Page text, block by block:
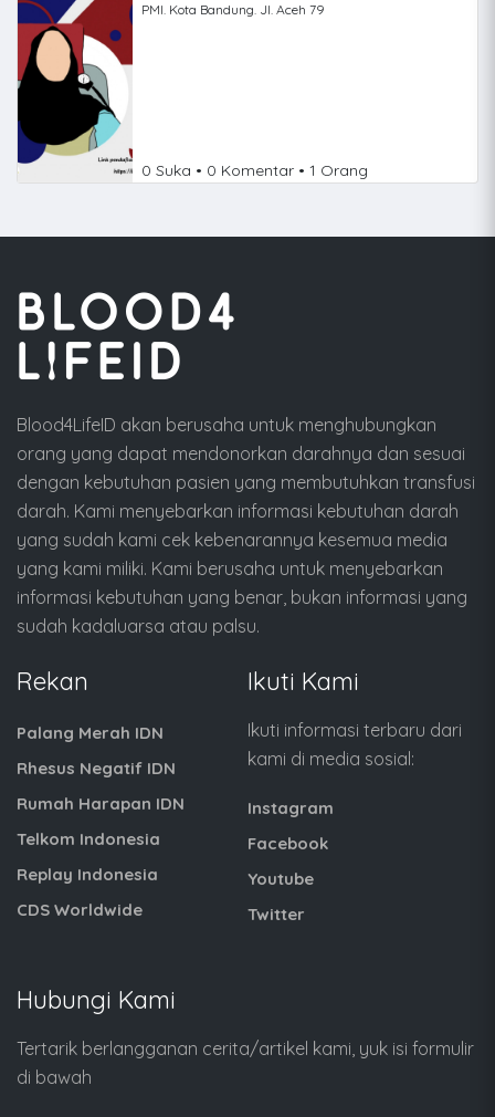
PMI. Kota Bandung. Jl. Aceh 79
0 Suka • 0 Komentar • 1 Orang
Blood4LifeID akan berusaha untuk menghubungkan
orang yang dapat mendonorkan darahnya dan sesuai
dengan kebutuhan pasien yang membutuhkan transfusi
darah. Kami menyebarkan informasi kebutuhan darah
yang sudah kami cek kebenarannya kesemua media
yang kami miliki. Kami berusaha untuk menyebarkan
informasi kebutuhan yang benar, bukan informasi yang
sudah kadaluarsa atau palsu.
Rekan
Palang Merah IDN
Rhesus Negatif IDN
Rumah Harapan IDN
Telkom Indonesia
Replay Indonesia
CDS Worldwide
Ikuti Kami
Ikuti informasi terbaru dari
kami di media sosial:
Instagram
Facebook
Youtube
Twitter
Hubungi Kami
Tertarik berlangganan cerita/artikel kami, yuk isi formulir
di bawah